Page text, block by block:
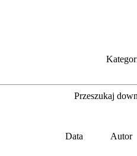
Przeszukaj
Data Autor